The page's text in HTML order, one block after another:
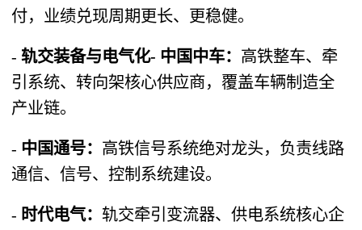
付，业绩兑现周期更长、更稳健。
-轨交装备与电气化- 中国中车： 高铁整车、牵
引系统、转向架核心供应商，覆盖车辆制造全
产业链。
- 中国通号： 高铁信号系统绝对龙头，负责线路
通信、信号、控制系统建设。
- 时代电气： 轨交牵引变流器、供电系统核心企